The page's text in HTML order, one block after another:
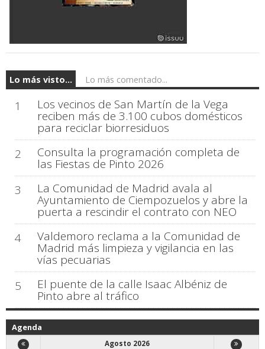
Lo más visto... Lo más comentado...
1 Los vecinos de San Martín de la Vega
reciben más de 3.100 cubos domésticos
para reciclar biorresiduos
2
Consulta la programación completa de
las Fiestas de Pinto 2026
3
La Comunidad de Madrid avala al
Ayuntamiento de Ciempozuelos y abre la
puerta a rescindir el contrato con NEO
4
Valdemoro reclama a la Comunidad de
Madrid más limpieza y vigilancia en las
vías pecuarias
5
El puente de la calle Isaac Albéniz de
Pinto abre al tráfico
Agenda
Agosto 2026